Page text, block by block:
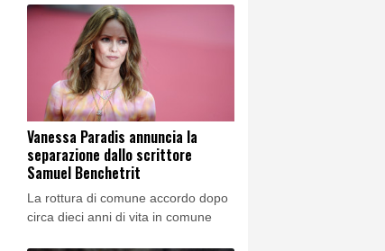
Vanessa Paradis annuncia la
separazione dallo scrittore
Samuel Benchetrit
La rottura di comune accordo dopo
circa dieci anni di vita in comune